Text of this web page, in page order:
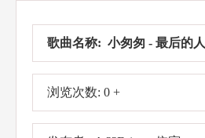
歌曲名称: 小匆匆 - 最后的人
浏览次数: 0 +